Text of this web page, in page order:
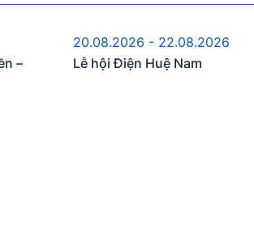
–
Sự kiện sắp diễn ra
20.08.2026 - 22.08.2026
Lễ hội Điện Huệ Nam